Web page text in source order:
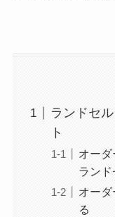
ランドセ
ト
オー
ランド
オー
る